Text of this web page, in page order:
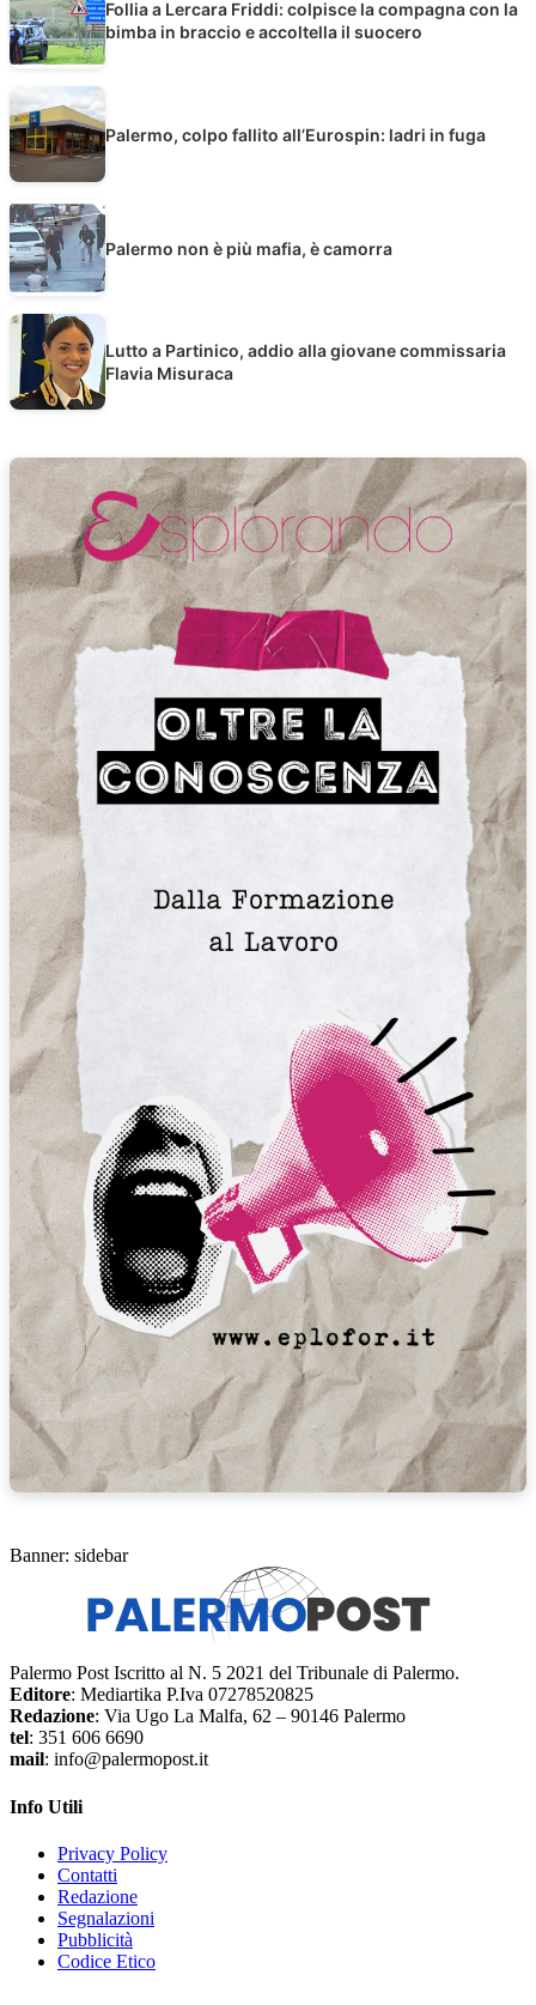
Follia a Lercara Friddi: colpisce la compagna con la
bimba in braccio e accoltella il suocero
Palermo, colpo fallito all’Eurospin: ladri in fuga
Palermo non è più mafia, è camorra
Lutto a Partinico, addio alla giovane commissaria
Flavia Misuraca
Banner: sidebar
Palermo Post Iscritto al N. 5 2021 del Tribunale di Palermo.
Editore: Mediartika P.Iva 07278520825
Redazione: Via Ugo La Malfa, 62 – 90146 Palermo
tel: 351 606 6690
mail: info@palermopost.it
Info Utili
Privacy Policy
Contatti
Redazione
Segnalazioni
Pubblicità
Codice Etico